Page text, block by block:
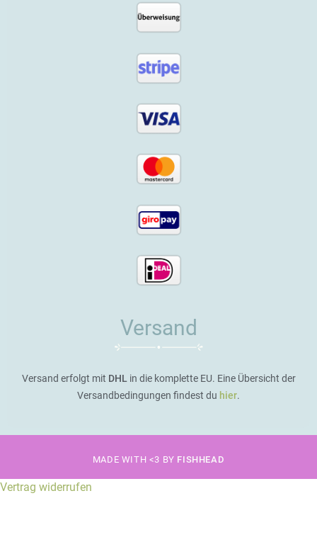
Versand
Versand erfolgt mit DHL in die komplette EU. Eine Übersicht der
Versandbedingungen findest du hier.
MADE WITH <3 BY FISHHEAD
Vertrag widerrufen